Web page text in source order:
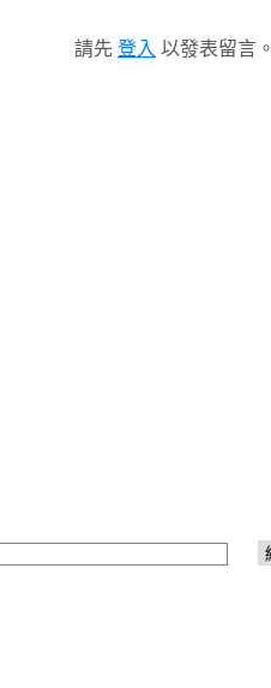
請先 登入 以發表留言。